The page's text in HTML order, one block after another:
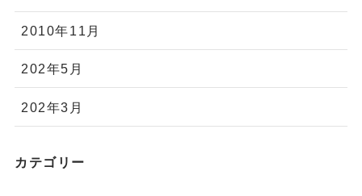
2010年11月
202年5月
202年3月
カテゴリー